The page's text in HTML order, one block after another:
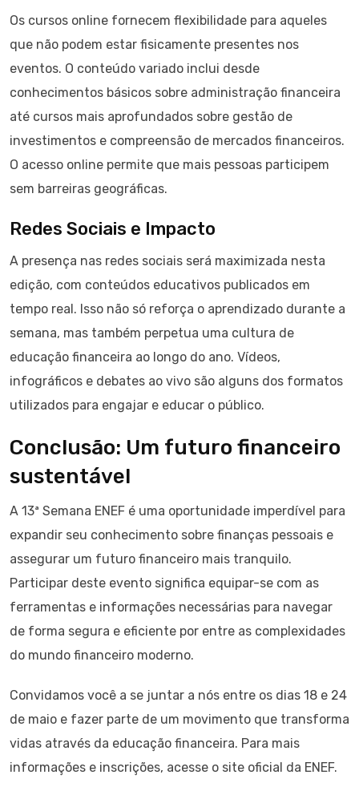
Os cursos online fornecem flexibilidade para aqueles
que não podem estar fisicamente presentes nos
eventos. O conteúdo variado inclui desde
conhecimentos básicos sobre administração financeira
até cursos mais aprofundados sobre gestão de
investimentos e compreensão de mercados financeiros.
O acesso online permite que mais pessoas participem
sem barreiras geográficas.
Redes Sociais e Impacto
A presença nas redes sociais será maximizada nesta
edição, com conteúdos educativos publicados em
tempo real. Isso não só reforça o aprendizado durante a
semana, mas também perpetua uma cultura de
educação financeira ao longo do ano. Vídeos,
infográficos e debates ao vivo são alguns dos formatos
utilizados para engajar e educar o público.
Conclusão: Um futuro financeiro
sustentável
A 13ª Semana ENEF é uma oportunidade imperdível para
expandir seu conhecimento sobre finanças pessoais e
assegurar um futuro financeiro mais tranquilo.
Participar deste evento significa equipar-se com as
ferramentas e informações necessárias para navegar
de forma segura e eficiente por entre as complexidades
do mundo financeiro moderno.
Convidamos você a se juntar a nós entre os dias 18 e 24
de maio e fazer parte de um movimento que transforma
vidas através da educação financeira. Para mais
informações e inscrições, acesse o site oficial da ENEF.